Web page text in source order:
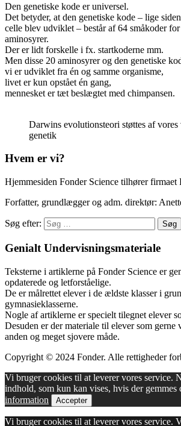
Den genetiske kode er universel.
Det betyder, at den genetiske kode – lige
celle blev udviklet – består af 64 småkoder
aminosyrer.
Der er lidt forskelle i fx. startkoderne mm.
Men disse 20 aminosyrer og den genetiske
vi er udviklet fra én og samme organisme,
livet er kun opstået én gang,
mennesket er tæt beslægtet med chimpansen.
Darwins evolutionsteori støttes af vores
genetik
Hvem er vi?
Hjemmesiden Fonder Science tilhører firmaet
Forfatter, grundlægger og adm. direktør:
Søg efter:
Genialt Undervisningsmateriale
Teksterne i artiklerne på Fonder Science er
opdaterede og letforståelige.
De er målrettet elever i de ældste klasser i
gymnasieklasserne.
Nogle af artiklerne er specielt tilegnet elever
Desuden er der materiale til elever som gerne
anden og meget sjovere måde.
Copyright © 2024 Fonder. Alle rettigheder
Vi bruger cookies til at leverer vores service.
indhold, som kun kan vises, hvis der gemmes
information
Accepter
Vi bruger cookies til at leverer vores service.